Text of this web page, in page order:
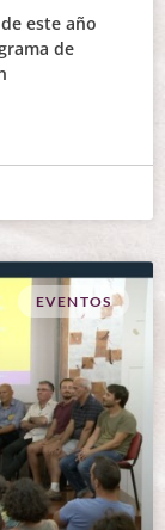
este año
de
EVENTOS